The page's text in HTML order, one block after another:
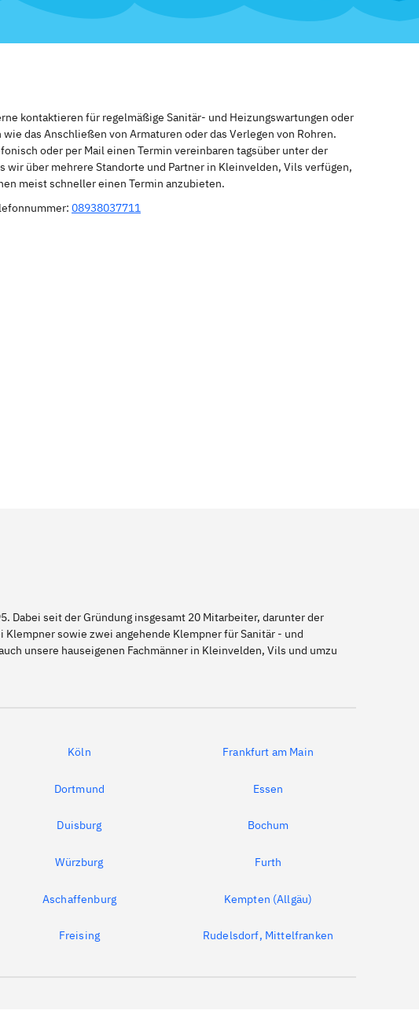
kontaktieren für regelmäßige Sanitär- und Heizungswartungen oder
das Anschließen von Armaturen oder das Verlegen von Rohren.
oder per Mail einen Termin vereinbaren tagsüber unter der
wir über mehrere Standorte und Partner in Kleinvelden, Vils verfügen,
meist schneller einen Termin anzubieten.
08938037711
Dabei seit der Gründung insgesamt 20 Mitarbeiter, darunter der
sowie zwei angehende Klempner für Sanitär - und
unsere hauseigenen Fachmänner in Kleinvelden, Vils und umzu
Köln Frankfurt am Main
Dortmund Essen
Duisburg Bochum
Würzburg Furth
Aschaffenburg Kempten (Allgäu)
Freising Rudelsdorf, Mittelfranken